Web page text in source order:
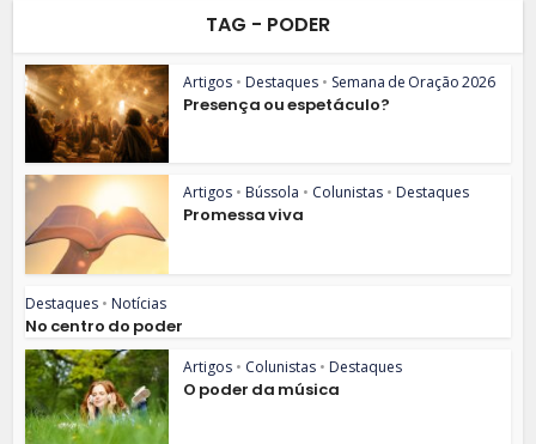
TAG - PODER
Artigos • Destaques • Semana de Oração 2026
Presença ou espetáculo?
Artigos • Bússola • Colunistas • Destaques
Promessa viva
Destaques • Notícias
No centro do poder
Artigos • Colunistas • Destaques
O poder da música